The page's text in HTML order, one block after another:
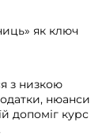
як ключ
з низкою
нюанси
допоміг курс